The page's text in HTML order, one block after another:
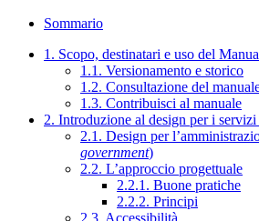
Sommario
1. Scopo, destinatari e uso del
1.1. Versionamento e storico
1.2. Consultazione del
1.3. Contribuisci al manuale
2. Introduzione al design per i
2.1. Design per
government)
2.2. L’approccio progettuale
2.2.1. Buone pratiche
2.2.2. Principi
2.3. Accessibilità